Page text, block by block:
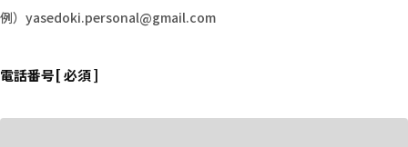
例）yasedoki.personal@gmail.com
電話番号[ 必須 ]